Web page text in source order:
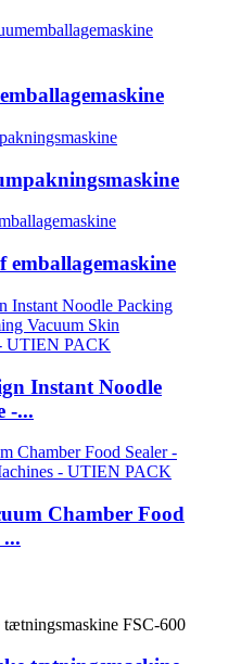
Instant Noodle
-...
Chamber Food